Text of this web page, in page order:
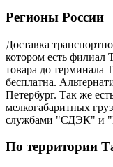
Регионы России
Доставка
котором есть
товара до
бесплатна.
Петербург. Так же
мелкогабаритных
службами "СДЭК" и
По территории